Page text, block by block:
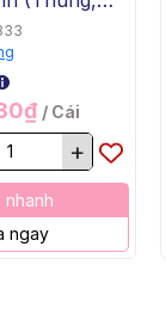
/ Cái
+
nhanh
ngay